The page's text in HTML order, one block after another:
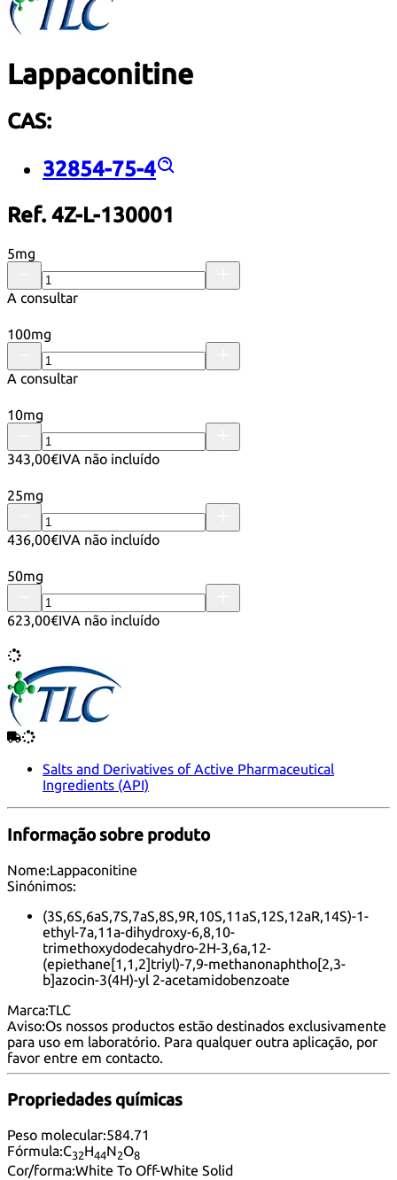
Lappaconitine
CAS:
32854-75-4
Ref. 4Z-L-130001
5mg
A consultar
100mg
A consultar
10mg
343,00€IVA não incluído
25mg
436,00€IVA não incluído
50mg
623,00€IVA não incluído
Salts and Derivatives of Active Pharmaceutical
Ingredients (API)
Informação sobre produto
Nome:Lappaconitine
Sinónimos:
(3S,6S,6aS,7S,7aS,8S,9R,10S,11aS,12S,12aR,14S)-1-
ethyl-7a,11a-dihydroxy-6,8,10-
trimethoxydodecahydro-2H-3,6a,12-
(epiethane[1,1,2]triyl)-7,9-methanonaphtho[2,3-
b]azocin-3(4H)-yl 2-acetamidobenzoate
Marca:TLC
Aviso:Os nossos productos estão destinados exclusivamente
para uso em laboratório. Para qualquer outra aplicação, por
favor entre em contacto
Propriedades químicas
Peso molecular:584.71
Fórmula:C32H44N2O8
Cor/forma:White To Off-White Solid